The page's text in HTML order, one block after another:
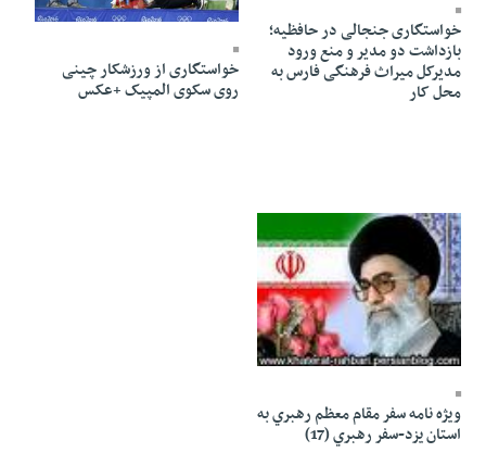
خواستگاری جنجالی در حافظیه؛
بازداشت دو مدیر و منع ورود
مدیرکل میراث فرهنگی فارس به
محل کار
25 Mordad 1395 - 11:43
خواستگاری از ورزشکار چینی
روی سکوی المپیک +عکس
04 Dey 1386 - 10:48
ويژه نامه سفر مقام معظم رهبري به
استان يزد-سفر رهبري (17)